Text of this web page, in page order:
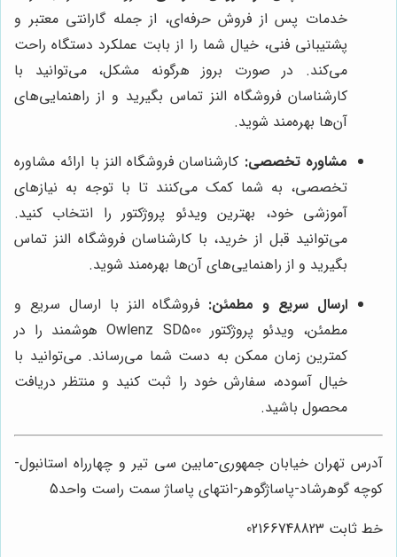
خدمات پس از فروش حرفه‌ای، از جمله گارانتی معتبر و
پشتیبانی فنی، خیال شما را از بابت عملکرد دستگاه راحت
می‌کند. در صورت بروز هرگونه مشکل، می‌توانید با
کارشناسان فروشگاه النز تماس بگیرید و از راهنمایی‌های
آن‌ها بهره‌مند شوید.
مشاوره تخصصی: کارشناسان فروشگاه النز با ارائه مشاوره
تخصصی، به شما کمک می‌کنند تا با توجه به نیازهای
آموزشی خود، بهترین ویدئو پروژکتور را انتخاب کنید.
می‌توانید قبل از خرید، با کارشناسان فروشگاه النز تماس
بگیرید و از راهنمایی‌های آن‌ها بهره‌مند شوید.
ارسال سریع و مطمئن: فروشگاه النز با ارسال سریع و
مطمئن، ویدئو پروژکتور Owlenz SD500 هوشمند را در
کمترین زمان ممکن به دست شما می‌رساند. می‌توانید با
خیال آسوده، سفارش خود را ثبت کنید و منتظر دریافت
محصول باشید.
آدرس تهران خیابان جمهوری-مابین سی تیر و چهارراه استانبول-
کوچه گوهرشاد-پاساژگوهر-انتهای پاساژ سمت راست واحد5
خط ثابت 02166748823